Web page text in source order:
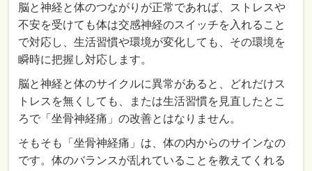
脳と神経と体のつながりが正常であれば、ストレスや
不安を受けても体は交感神経のスイッチを入れること
で対応し、生活習慣や環境が変化しても、その環境を
瞬時に把握し対応します。
脳と神経と体のサイクルに異常があると、どれだけス
トレスを無くしても、または生活習慣を見直したとこ
ろで「坐骨神経痛」の改善とはなりません。
そもそも「坐骨神経痛」は、体の内からのサインなの
です。体のバランスが乱れていることを教えてくれる